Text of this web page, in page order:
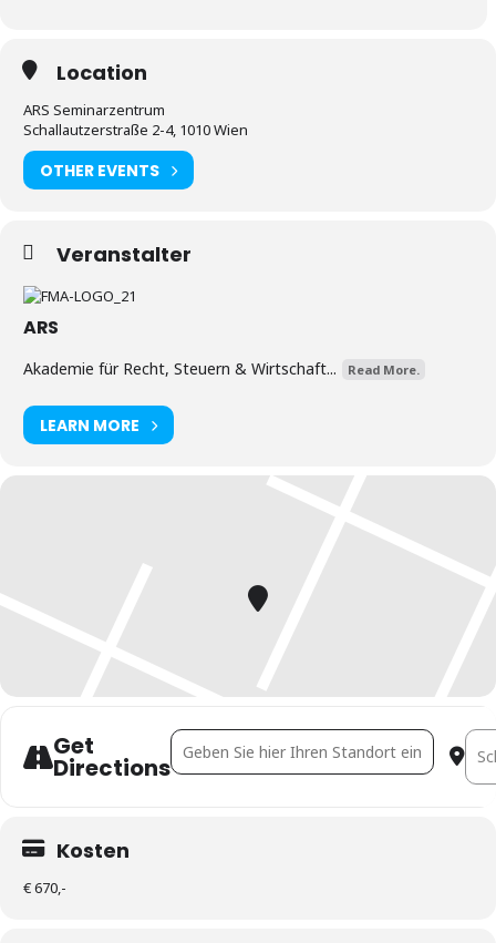
Location
ARS Seminarzentrum
Schallautzerstraße 2-4, 1010 Wien
OTHER EVENTS
Veranstalter
ARS
Akademie für Recht, Steuern & Wirtschaft... Read More.
LEARN MORE
Get
Directions
Address - Immobilien-Controlling &
Kosten
€ 670,-